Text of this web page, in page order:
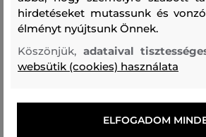
Belső rész
61 % 25 % 8 %
hirdetéseket mutassunk és
élményt nyújtsunk Önnek.
Köszönjük, adataival
websütik (cookies) használata
ELFOGADOM